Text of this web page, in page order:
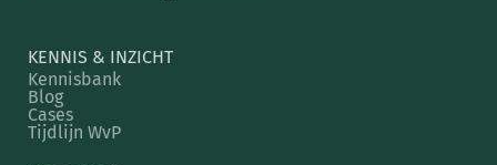
KENNIS & INZICHT
Kennisbank
Blog
Cases
Tijdlijn WvP